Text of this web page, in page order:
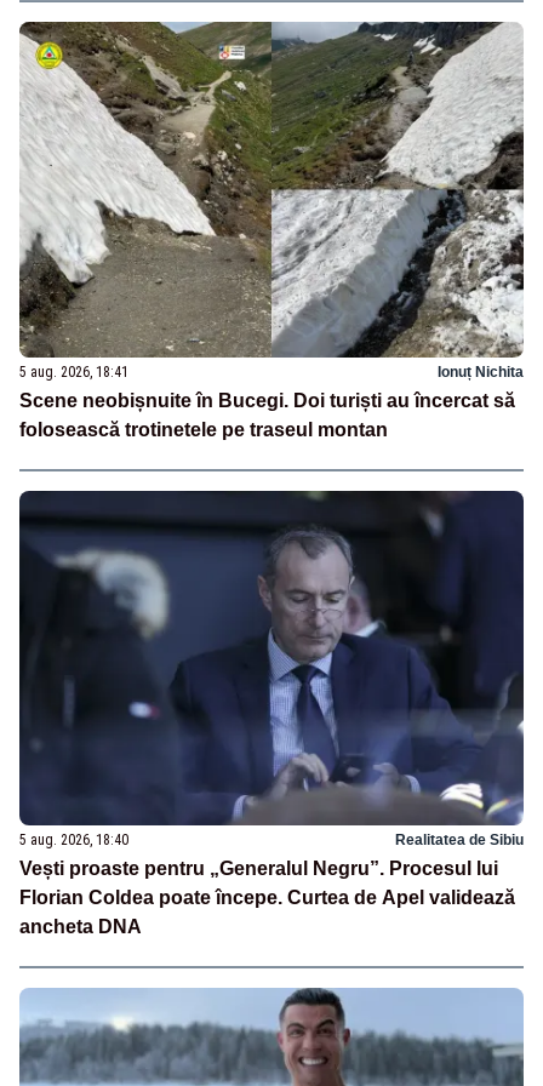
5 aug. 2026, 18:41 Ionuț Nichita
Scene neobișnuite în Bucegi. Doi turiști au încercat să
folosească trotinetele pe traseul montan
5 aug. 2026, 18:40 Realitatea de Sibiu
Vești proaste pentru „Generalul Negru”. Procesul lui
Florian Coldea poate începe. Curtea de Apel validează
ancheta DNA